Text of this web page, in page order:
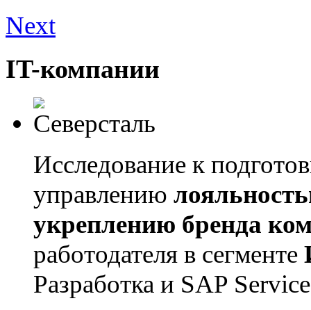
Next
IT-компании
Исследование к
управлению
укреплению бренда
работодателя в сегменте
Разработка и SAP